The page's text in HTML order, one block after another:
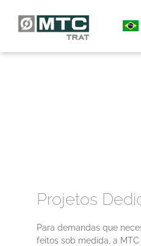
Projetos
Para demandas que
feitos sob medida, a